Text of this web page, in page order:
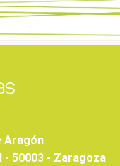
Aragón
- 50003 - Zaragoza